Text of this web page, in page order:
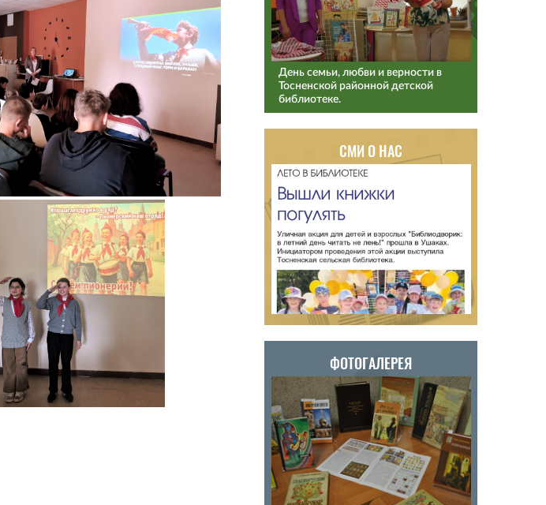
День семьи, любви и верности в
Тосненской районной детской
библиотеке.
СМИ О НАС
ФОТОГАЛЕРЕЯ